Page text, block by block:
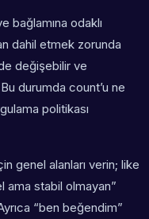
bağlamına odaklı
dahil etmek zorunda
değişebilir ve
durumda count’u ne
politikası
genel alanları verin; like
ama stabil olmayan”
“ben beğendim”